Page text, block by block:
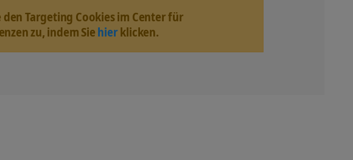
den Targeting Cookies im Center für
zu, indem Siehierklicken.